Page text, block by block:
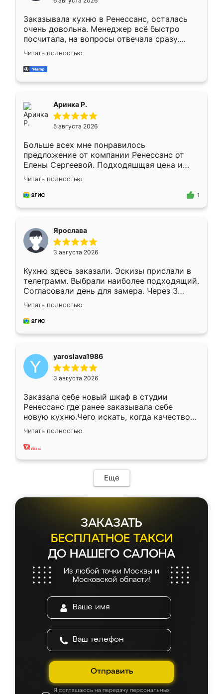
мебели буду заказывать только здесь.
Заказывала кухню в Ренессанс, осталась
очень довольна. Менеджер всё быстро
посчитала, на вопросы отвечала сразу.
Замерщик приехал в субботу, подошёл к
делу со всей ответственностью. Собрали
за день, ребята работали аккуратно, даже
Читать полностью
Аринка Р.
5 августа 2026
Больше всех мне понравилось
предложение от компании Ренессанс от
Елены Сергеевой. Подходяшщая цена и
короткие сроки изготовления. Приехавший
для замера сотрудник Владислав
предложил по моему эскизу самый
Читать полностью
1
Ярослава
3 августа 2026
Кухню здесь заказали. Эскизы прислали в
телеграмм. Выбрали наиболее подходящий.
Согласовали день для замера. Через 3
недели кухня была уже готова. Остались
довольны работой. Спасибо Ренессанс
мебель за качественную работу!
Читать полностью
yaroslava1986
3 августа 2026
Заказала себе новый шкаф в студии
Ренессанс где ранее заказывала себе
новую кухню.Чего искать, когда качеством
вполне довольна. Служит кухня уже почти
два года, нареканий нет.
Читать полностью
Еще
ЗАКАЗАТЬ
БЕСПЛАТНОЕ ТАКСИ
ДО НАШЕГО САЛОНА
Из любой точки Москвы и
Московской области!
Отправить
Я соглашаюсь на передачу персональных